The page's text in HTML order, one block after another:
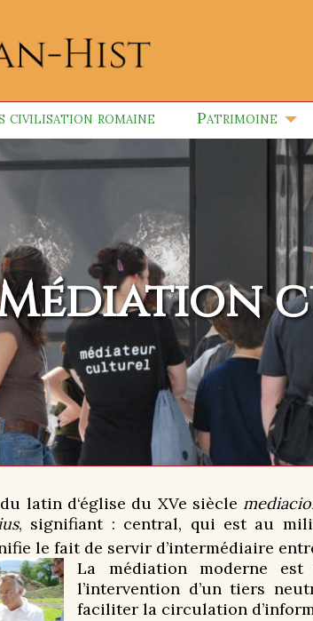
civilisation romaine Patrimoine
latin d‘église du XVe siècle
, signifiant : central, qui est au
le fait de servir d’intermédiaire
La médiation moderne
l’intervention d’un tiers
faciliter la circulation